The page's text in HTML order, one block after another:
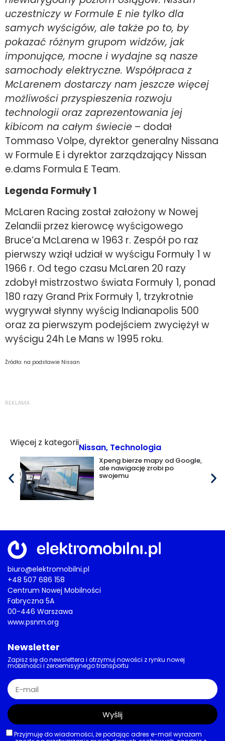
uczestniczy w Formule E nie tylko dla
samych wyścigów, ale także po to, by
pokazać różnym grupom widzów, jak
imponujące, mocne i wydajne są nasze
samochody elektryczne. Współpraca z
McLarenem dostarczy nam jeszcze więcej
możliwości przyspieszenia rozwoju
technologii oraz zaprezentowania jej
kibicom na całym świecie – dodał
Tommaso Volpe, dyrektor generalny Nissana
w Formule E i dyrektor zarządzający Nissan
e.dams Formula E Team.
Legenda Formuły 1
McLaren Racing został założony w Nowej
Zelandii przez kierowcę wyścigowego
Bruce’a McLarena w 1963 r. Zespół po raz
pierwszy wziął udział w wyścigu Formuły 1 w
1966 r. Od tego czasu McLaren 20 razy
zdobył mistrzostwo świata Formuły 1, ponad
180 razy Grand Prix Formuły 1, trzykrotnie
wygrywał słynny wyścig Indianapolis 500
oraz za pierwszym podejściem zwyciężył w
wyścigu 24h Le Mans w 1995 roku.
Źródło: na podstawie Nissan
REKLAMA
Więcej z kategoriiNissan, Technologia
Xpeng bierze mapy od Google,
ale nawigację zrobi po
swojemu
biuro@elektromobilni.pl
+48 507 686 158
Centrum Nowej Mobilności
Fabryczna 5A
00-446 Warszawa
www.psnm.org
Newsletter
Zapisz się do newslettera i otrzymuj nowości z rynku nowej
mobilności i zeroemisyjnego transportu
Przyjmuję do wiadomości, że podając adres e-mail wyrażam
Wyślij